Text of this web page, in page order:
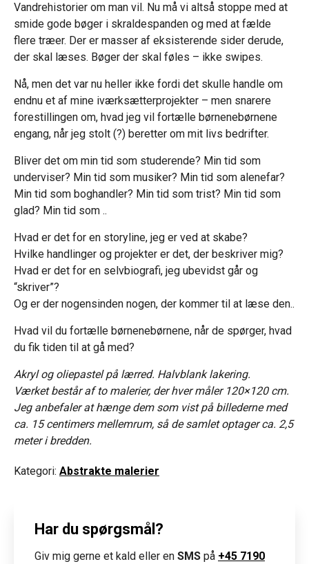
Vandrehistorier om man vil. Nu må vi altså stoppe med at
smide gode bøger i skraldespanden og med at fælde
flere træer. Der er masser af eksisterende sider derude,
der skal læses. Bøger der skal føles – ikke swipes.
Nå, men det var nu heller ikke fordi det skulle handle om
endnu et af mine iværksætterprojekter – men snarere
forestillingen om, hvad jeg vil fortælle børnenebørnene
engang, når jeg stolt (?) beretter om mit livs bedrifter.
Bliver det om min tid som studerende? Min tid som
underviser? Min tid som musiker? Min tid som alenefar?
Min tid som boghandler? Min tid som trist? Min tid som
glad? Min tid som ..
Hvad er det for en storyline, jeg er ved at skabe?
Hvilke handlinger og projekter er det, der beskriver mig?
Hvad er det for en selvbiografi, jeg ubevidst går og
“skriver”?
Og er der nogensinden nogen, der kommer til at læse den..
Hvad vil du fortælle børnenebørnene, når de spørger, hvad
du fik tiden til at gå med?
Akryl og oliepastel på lærred. Halvblank lakering.
Værket består af to malerier, der hver måler 120×120 cm.
Jeg anbefaler at hænge dem som vist på billederne med
ca. 15 centimers mellemrum, så de samlet optager ca. 2,5
meter i bredden.
Kategori: Abstrakte malerier
Har du spørgsmål?
Giv mig gerne et kald eller en SMS på +45 7190